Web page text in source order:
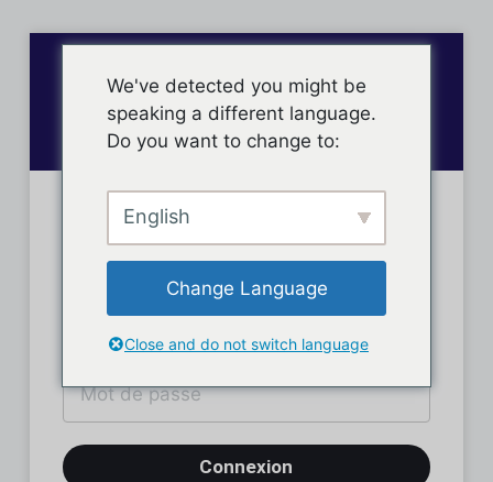
Connexion des membres
We've detected you might be
speaking a different language.
Do you want to change to:
English
Change Language
Close and do not switch language